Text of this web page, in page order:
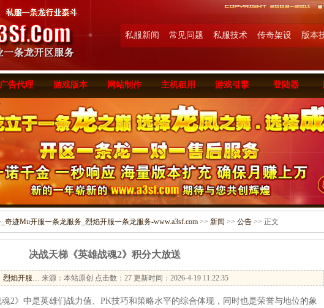
私服新闻 常见问题 私服技术 传奇架设 版本
广告代理 游戏版本 网站制作 主机租用 游戏引擎 登陆器
奇迹Mu开服一条龙服务_烈焰开服一条龙服务-www.a3sf.com >> 新闻 >> 公告 >> 正文
决战天梯《英雄战魂2》积分大放送
烈焰开服… 来源：本站原创 点击数： 27 更新时间：2026-4-19 11:22:35
》中是英雄们战力值、PK技巧和策略水平的综合体现，同时也是荣誉与地位的象